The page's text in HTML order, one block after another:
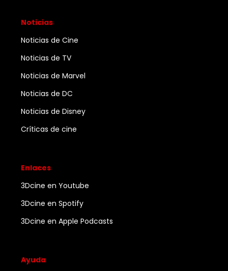
Noticias
Noticias de Cine
Noticias de TV
Noticias de Marvel
Noticias de DC
Noticias de Disney
Críticas de cine
Enlaces
3Dcine en Youtube
3Dcine en Spotify
3Dcine en Apple Podcasts
Ayuda